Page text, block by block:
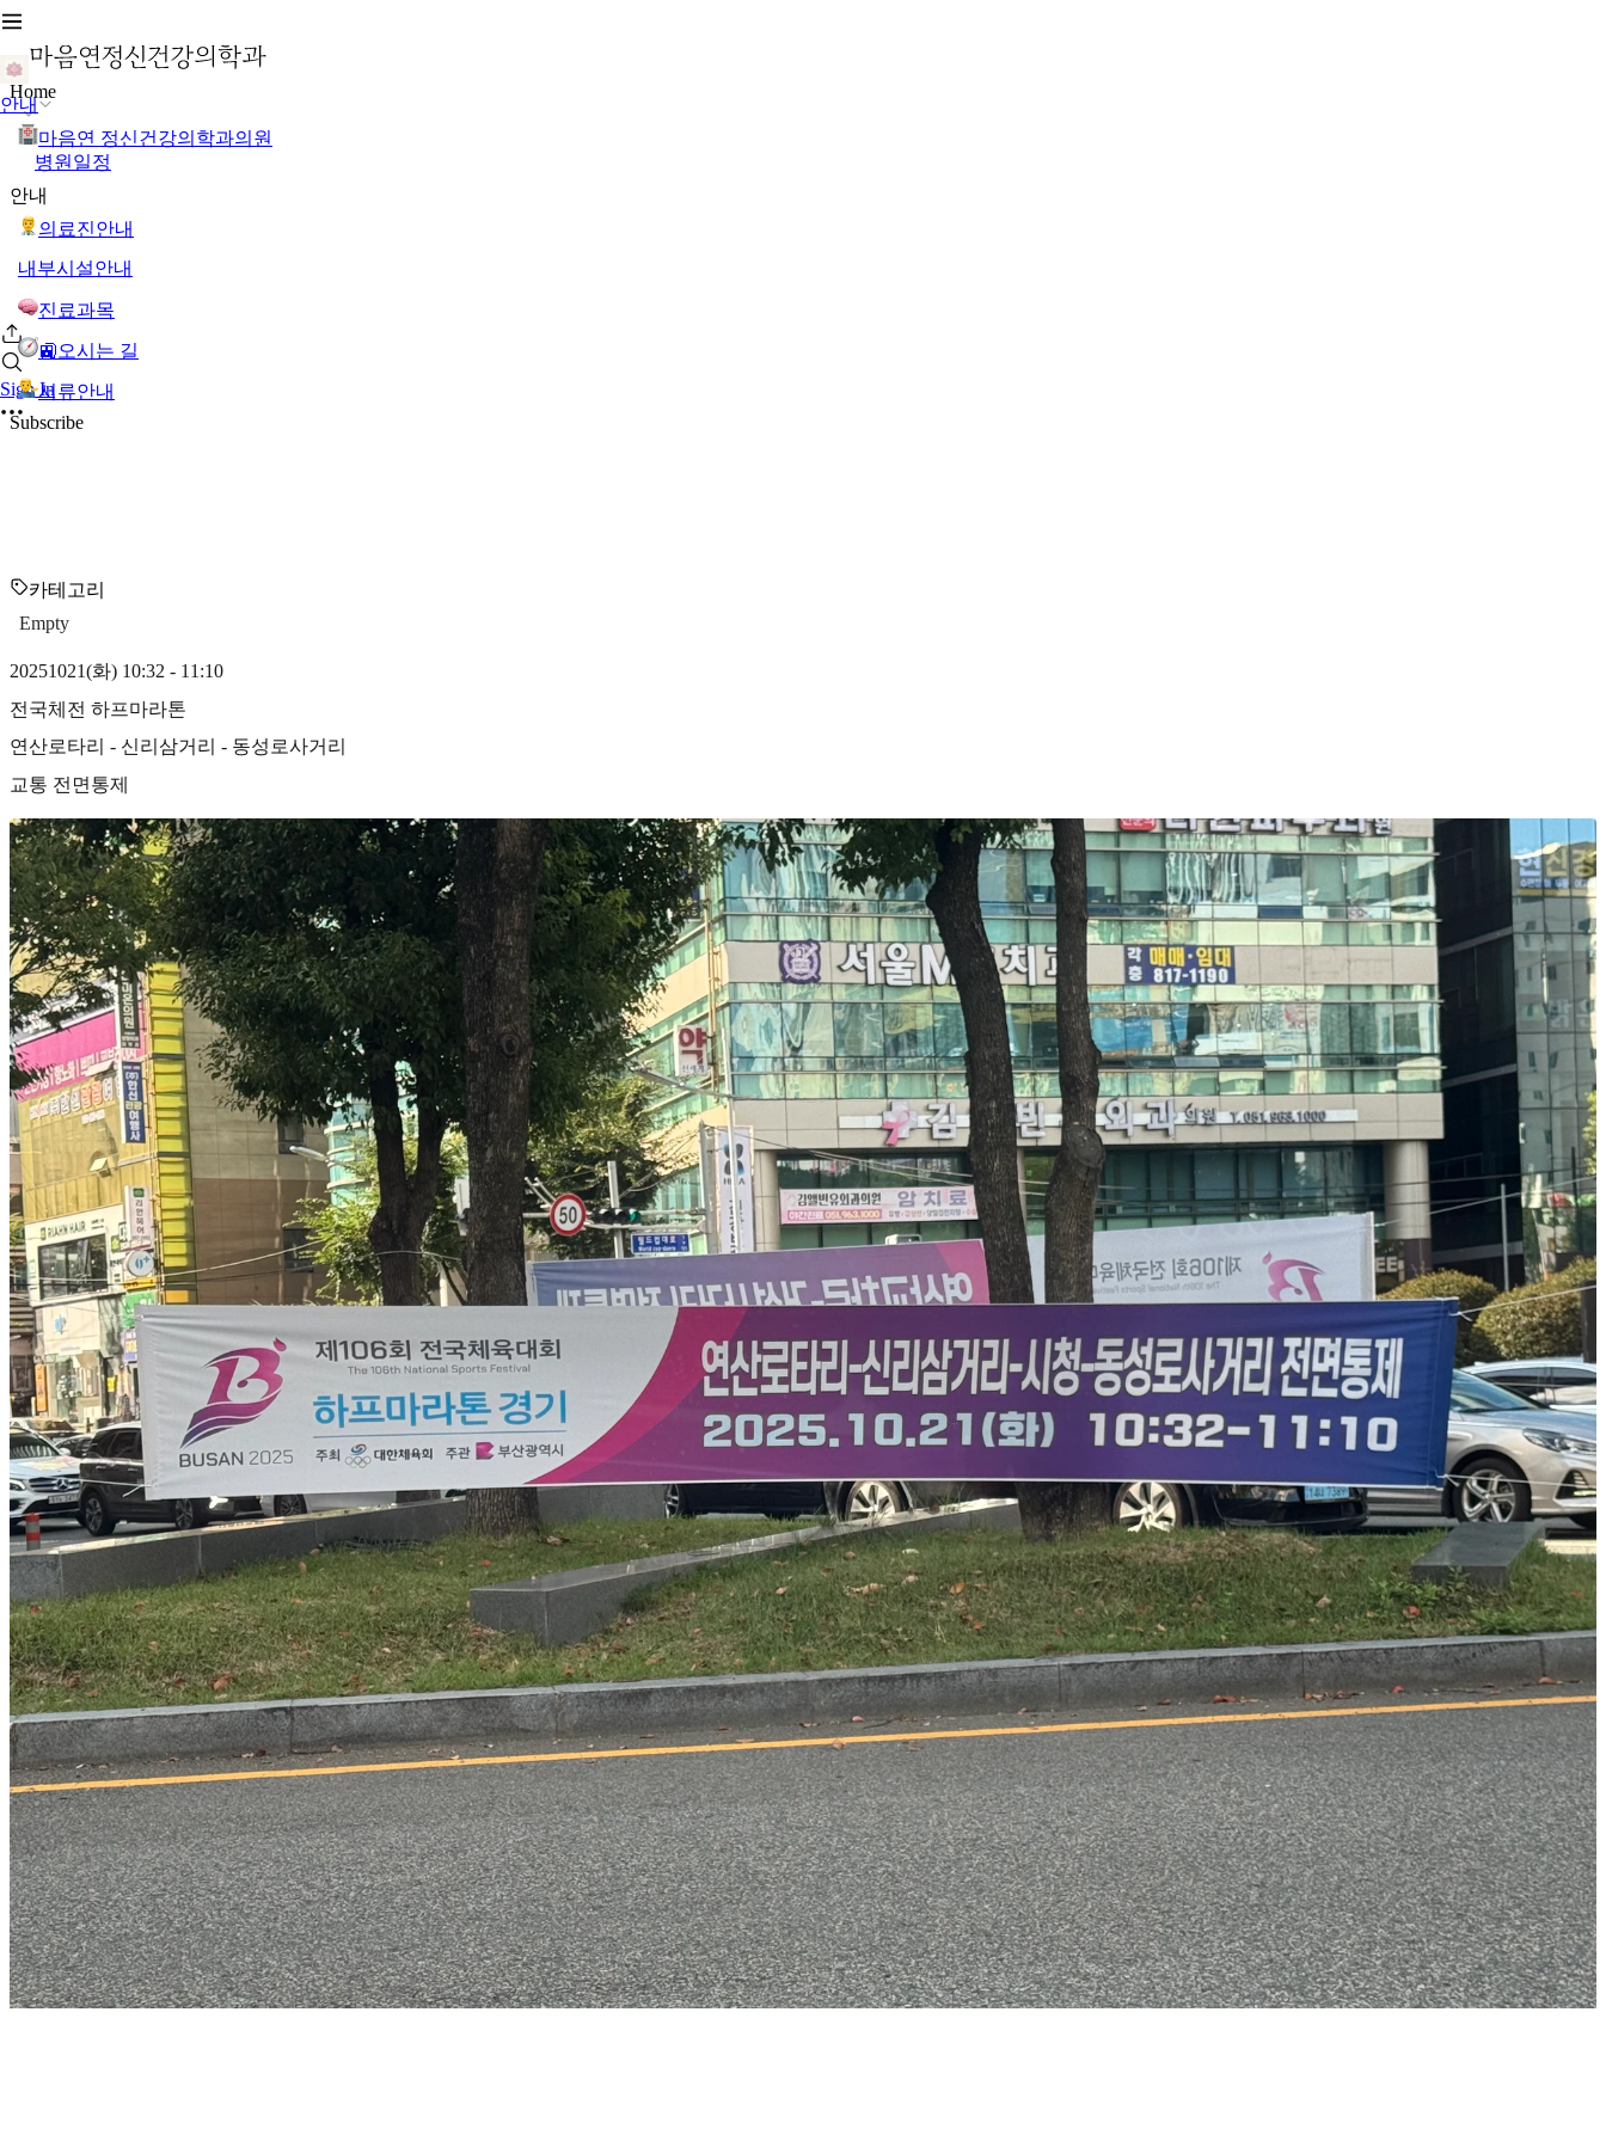
안내
Sign In
Home
마음연 정신건강의학과의원
병원일정
안내
의료진안내
내부시설안내
진료과목
🚉오시는 길
서류안내
Subscribe
카테고리
Empty
20251021(화) 10:32 - 11:10
전국체전 하프마라톤
연산로타리 - 신리삼거리 - 동성로사거리
교통 전면통제